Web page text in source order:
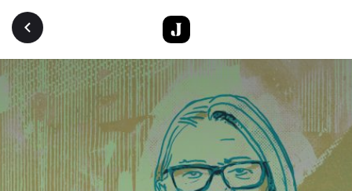
Skip to main content